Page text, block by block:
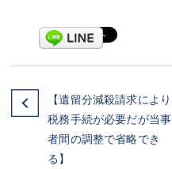
【遺留分減殺請求により
税務手続が必要だが当事
者間の調整で省略でき
る】